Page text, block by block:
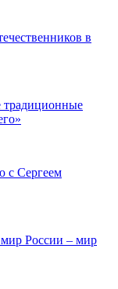
в
традиционные
с Сергеем
мир России – мир